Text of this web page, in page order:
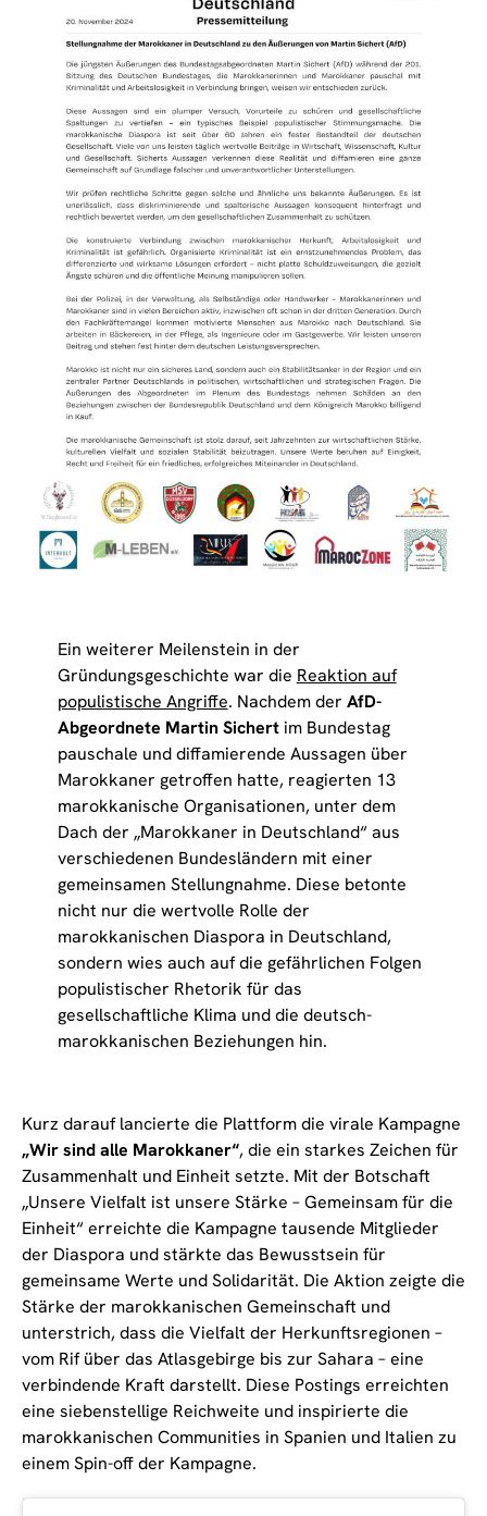
Ein weiterer Meilenstein in der
Gründungsgeschichte war die Reaktion auf
populistische Angriffe. Nachdem der AfD-
Abgeordnete Martin Sichertim Bundestag
pauschale und diffamierende Aussagen über
Marokkaner getroffen hatte, reagierten 13
marokkanische Organisationen, unter dem
Dach der „Marokkaner in Deutschland“ aus
verschiedenen Bundesländern mit einer
gemeinsamen Stellungnahme. Diese betonte
nicht nur die wertvolle Rolle der
marokkanischen Diaspora in Deutschland,
sondern wies auch auf die gefährlichen Folgen
populistischer Rhetorik für das
gesellschaftliche Klima und die deutsch-
marokkanischen Beziehungen hin.
Kurz darauf lancierte die Plattform die virale Kampagne
„Wir sind alle Marokkaner“, die ein starkes Zeichen für
Zusammenhalt und Einheit setzte. Mit der Botschaft
„Unsere Vielfalt ist unsere Stärke – Gemeinsam für die
Einheit“ erreichte die Kampagne tausende Mitglieder
der Diaspora und stärkte das Bewusstsein für
gemeinsame Werte und Solidarität. Die Aktion zeigte die
Stärke der marokkanischen Gemeinschaft und
unterstrich, dass die Vielfalt der Herkunftsregionen –
vom Rif über das Atlasgebirge bis zur Sahara – eine
verbindende Kraft darstellt. Diese Postings erreichten
eine siebenstellige Reichweite und inspirierte die
marokkanischen Communities in Spanien und Italien zu
einem Spin-off der Kampagne.